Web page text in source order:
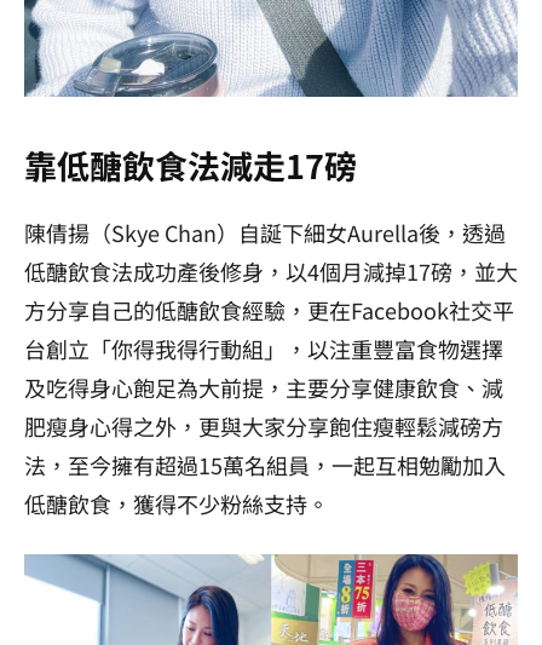
靠低醣飲食法減走17磅
陳倩揚（Skye Chan）自誕下細女Aurella後，透過
低醣飲食法成功產後修身，以4個月減掉17磅，並大
方分享自己的低醣飲食經驗，更在Facebook社交平
台創立「你得我得行動組」，以注重豐富食物選擇
及吃得身心飽足為大前提，主要分享健康飲食、減
肥瘦身心得之外，更與大家分享飽住瘦輕鬆減磅方
法，至今擁有超過15萬名組員，一起互相勉勵加入
低醣飲食，獲得不少粉絲支持。